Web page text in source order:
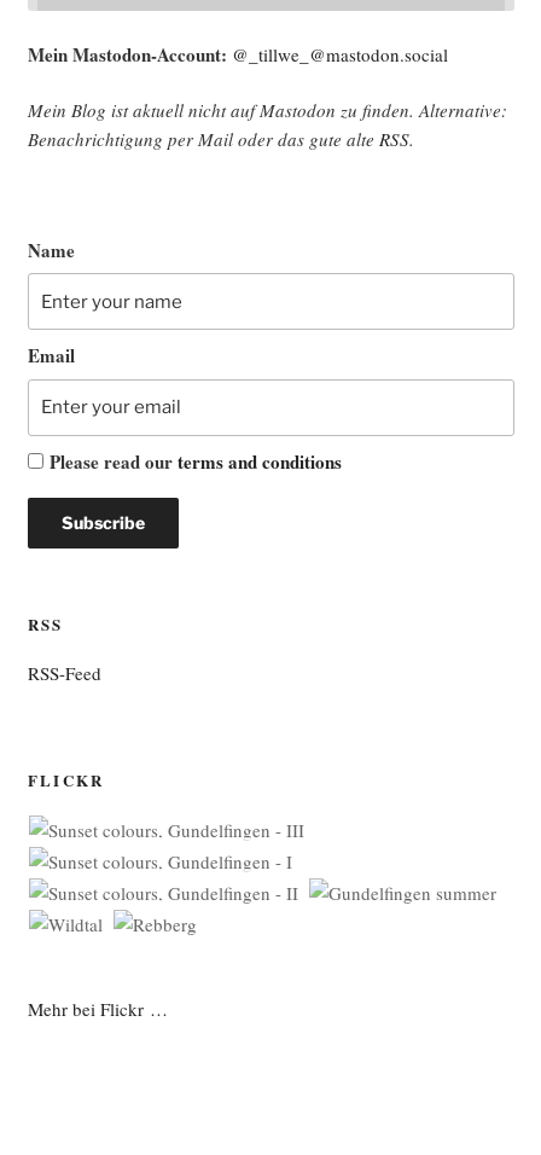
Mein Mast­o­don-Account: @_tillwe_@mastodon.social
Mein Blog ist aktu­ell nicht auf Mast­o­don zu fin­den. Alter­na­ti­ve:
Benach­rich­ti­gung per Mail oder das gute alte RSS.
Name
Email
Please read ourterms and conditions
RSS
RSS-Feed
FLICKR
Mehr bei Flickr …